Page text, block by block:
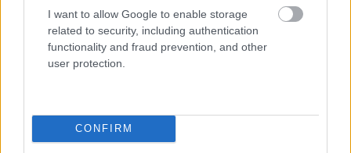
I want to allow Google to enable storage
related to security, including authentication
functionality and fraud prevention, and other
user protection.
CONFIRM
Servizi / Posizione
Via di Villa Rogheta, 137